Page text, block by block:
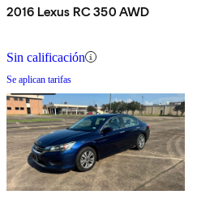
2016 Lexus RC 350 AWD
Sin calificación
Se aplican tarifas